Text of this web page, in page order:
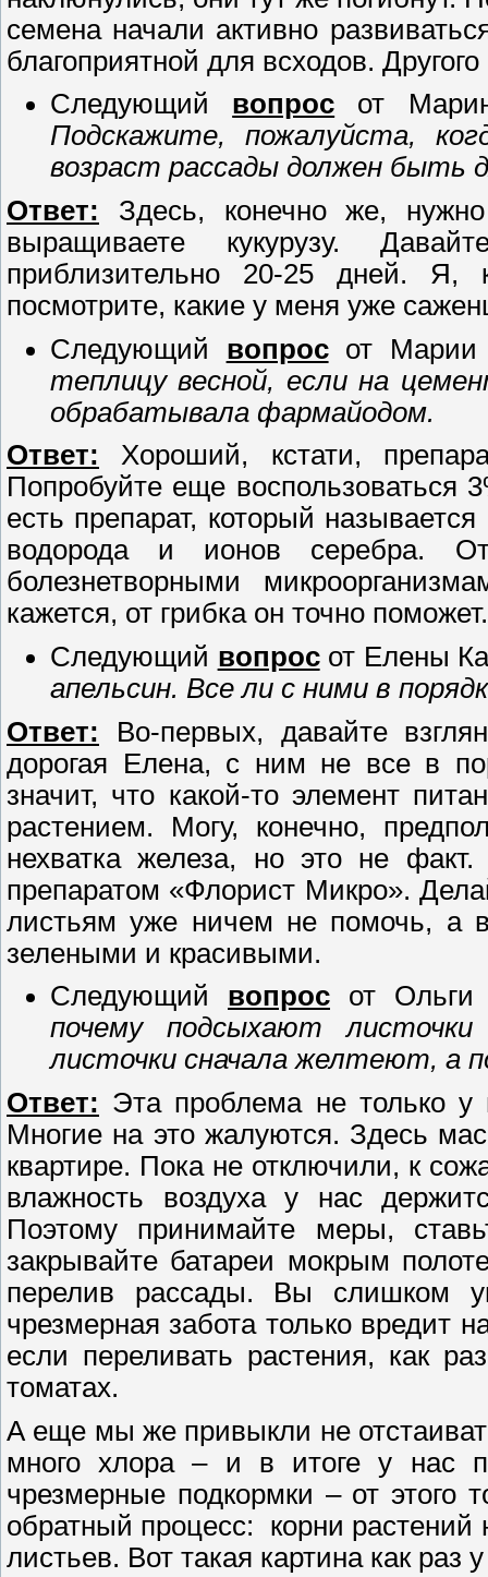
семена начали активно
благоприятной для всходов.
Следующий вопрос от
Подскажите, пожалуйста,
возраст рассады должен быть
Ответ: Здесь, конечно же,
выращиваете кукурузу.
приблизительно 20-25 дней. Я,
посмотрите, какие у меня уже
Следующий вопросот Марии
теплицу весной, если на
обрабатывала фармайодом.
Ответ: Хороший, кстати,
Попробуйте еще воспользоваться
есть препарат, который
водорода и ионов серебра.
болезнетворными
кажется, от грибка он точно поможет.
Следующий вопросот Елены
апельсин. Все ли с ними в
Ответ: Во-первых, давайте
дорогая Елена, с ним не все в
значит, что какой-то элемент
растением. Могу, конечно,
нехватка железа, но это не
препаратом «Флорист Микро».
листьям уже ничем не помочь, а
зелеными и красивыми.
Следующий вопрос от Ольги
почему подсыхают
листочки сначала желтеют, а
Ответ: Эта проблема не только
Многие на это жалуются. Здесь
квартире. Пока не отключили, к
влажность воздуха у нас
Поэтому принимайте меры,
закрывайте батареи мокрым
перелив рассады. Вы слишком
чрезмерная забота только вредит
если переливать растения, как
томатах.
А еще мы же привыкли не
много хлора – и в итоге у нас
чрезмерные подкормки – от этого
обратный процесс: корни
листьев. Вот такая картина как раз